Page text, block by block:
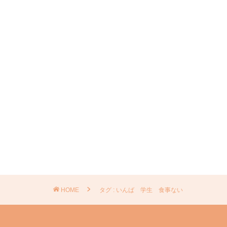
HOME タグ : いんば 学生 食事ない